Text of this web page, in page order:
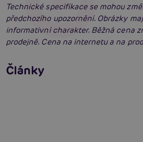
Technické specifikace se mohou
předchozího upozornění. Obrázky
informativní charakter. Běžná cena
prodejně. Cena na internetu a na
Články
Příprava na anální sex: Tipy
Číst více
Erotická inteligence: Příručka